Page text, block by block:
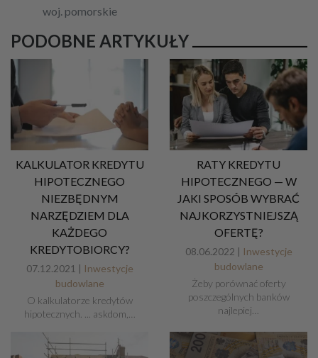
woj. pomorskie
PODOBNE ARTYKUŁY
KALKULATOR KREDYTU
HIPOTECZNEGO
NIEZBĘDNYM
NARZĘDZIEM DLA
KAŻDEGO
KREDYTOBIORCY?
07.12.2021 | Inwestycje
budowlane
O kalkulatorze kredytów
hipotecznych. ... askdom,…
RATY KREDYTU
HIPOTECZNEGO — W
JAKI SPOSÓB WYBRAĆ
NAJKORZYSTNIEJSZĄ
OFERTĘ?
08.06.2022 | Inwestycje
budowlane
Żeby porównać oferty
poszczególnych banków
najlepiej…